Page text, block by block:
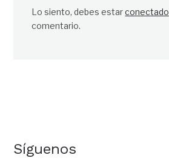
Lo siento, debes estarconectado
comentario.
Síguenos